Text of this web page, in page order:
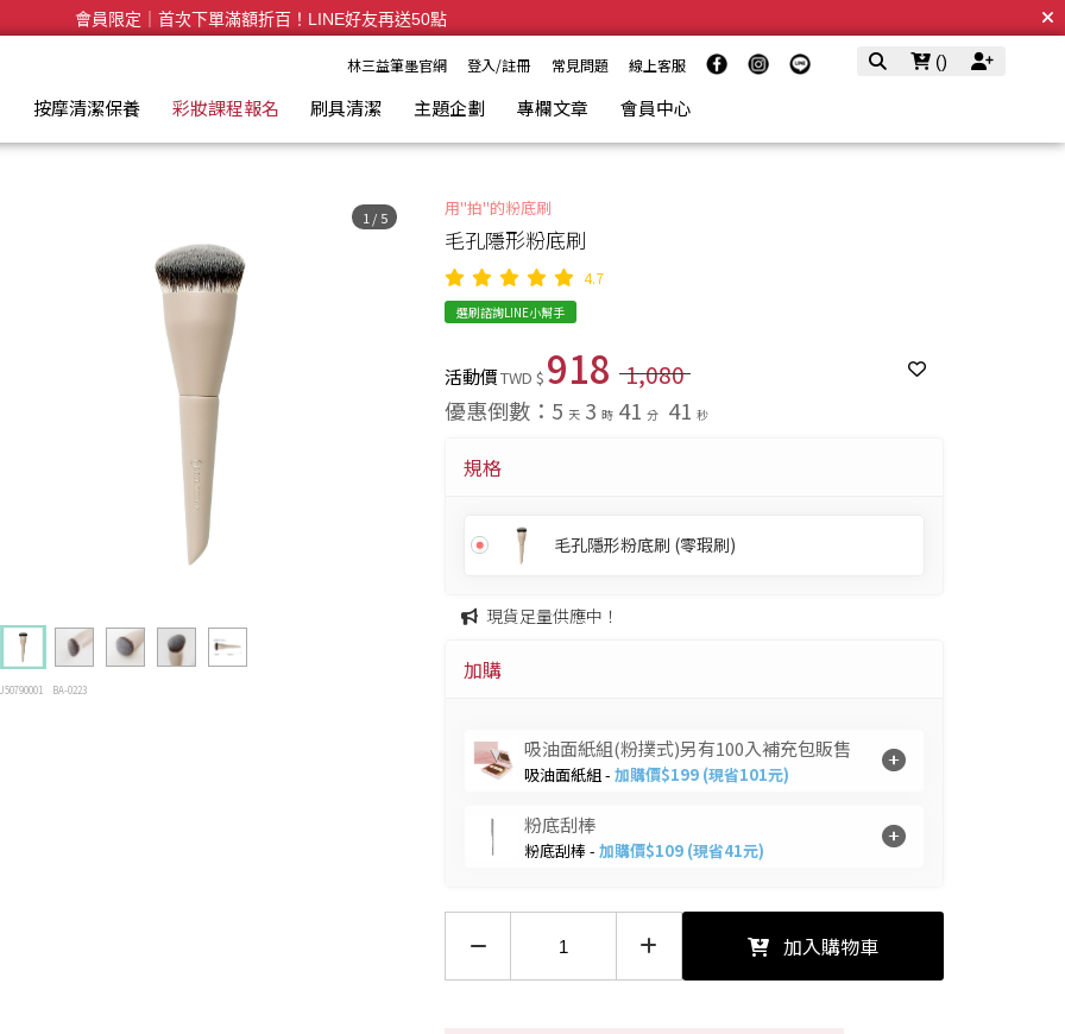
會員限定｜首次下單滿額折百！LINE好友再送50點
全台滿千免運🛒訂單付款後3~5日內出貨林三益筆墨官網 登入/註冊 常見問題 線上客服 ()
按摩清潔保養 彩妝課程報名 刷具清潔 主題企劃 專欄文章 會員中心
1 / 5
BA-0223
用"拍"的粉底刷
毛孔隱形粉底刷
4.7
選刷諮詢LINE小幫手
活動價TWD $ 918 1,080
優惠倒數： 5 天 3 時 41 分 40 秒
規格
毛孔隱形粉底刷 (零瑕刷)
現貨足量供應中！
加購
吸油面紙組(粉撲式)另有100入補充包販售
吸油面紙組 -加購價$199 (現省101元)
粉底刮棒
粉底刮棒 -加購價$109 (現省41元)
加入購物車